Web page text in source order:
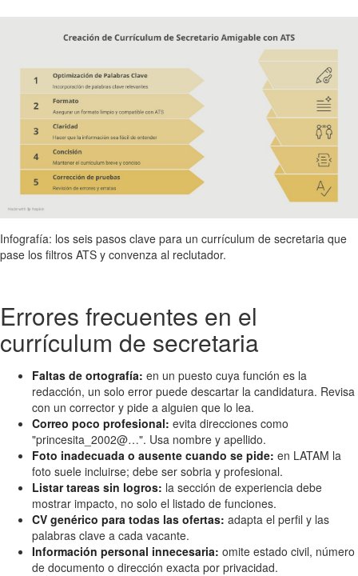
Infografía: los seis pasos clave para un currículum de secretaria que
pase los filtros ATS y convenza al reclutador.
Errores frecuentes en el
currículum de secretaria
Faltas de ortografía: en un puesto cuya función es la
redacción, un solo error puede descartar la candidatura. Revisa
con un corrector y pide a alguien que lo lea.
Correo poco profesional: evita direcciones como
"princesita_2002@…". Usa nombre y apellido.
Foto inadecuada o ausente cuando se pide: en LATAM la
foto suele incluirse; debe ser sobria y profesional.
Listar tareas sin logros: la sección de experiencia debe
mostrar impacto, no solo el listado de funciones.
CV genérico para todas las ofertas: adapta el perfil y las
palabras clave a cada vacante.
Información personal innecesaria: omite estado civil, número
de documento o dirección exacta por privacidad.